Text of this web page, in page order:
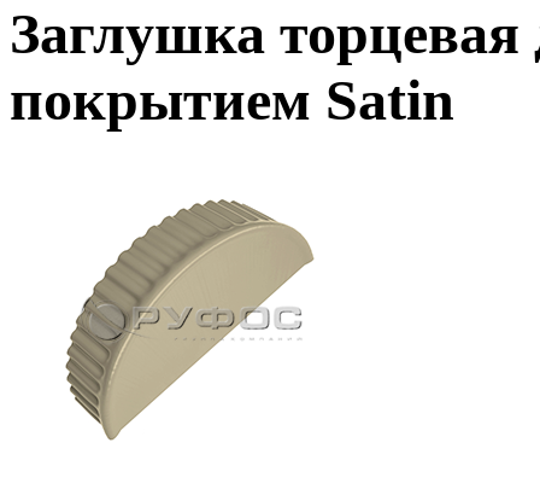
Заглушка торцевая
покрытием Satin